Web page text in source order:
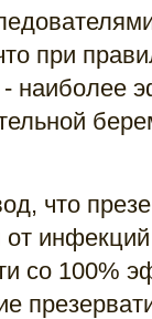
при
- наиболее
что
от
со 100%